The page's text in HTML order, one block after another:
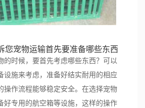
您宠物运输首先要准备哪些东西
的时候，要首先考虑哪些东西？可以
设施来考虑，准备好结实耐用的相应
操作流程能够稳定安全。在选择宠物
好专用的航空箱等设施，这样的操作